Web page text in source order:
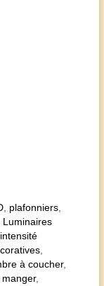
plafonniers
Luminaires
à coucher,
,